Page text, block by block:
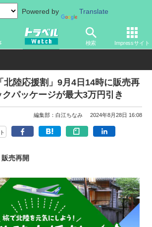
Powered by Translate
検索 Impressサイト
・政府・官庁 国内エアライン ANA
北陸応援割」9月4日14時に販売再
パッケージが最大3万円引き
編集部：白江ちなみ 2024年8月28日 16:08
売再開